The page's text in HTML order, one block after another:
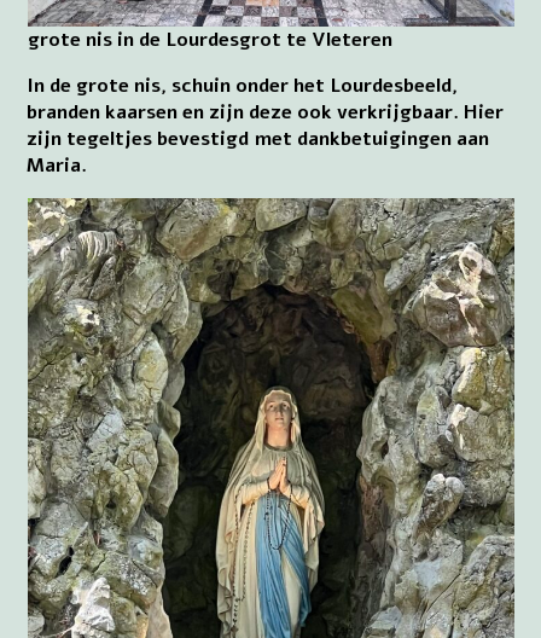
grote nis in de Lourdesgrot te Vleteren
In de grote nis, schuin onder het Lourdesbeeld,
branden kaarsen en zijn deze ook verkrijgbaar. Hier
zijn tegeltjes bevestigd met dankbetuigingen aan
Maria.